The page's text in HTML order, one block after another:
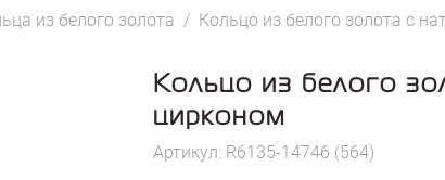
из белого золота / Кольцо из белого золота с
Кольцо из белого
цирконом
Артикул: R6135-14746 (564)